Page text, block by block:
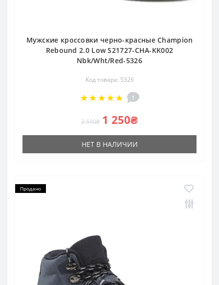
Мужские кроссовки черно-красные Champion
Rebound 2.0 Low S21727-CHA-KK002
Nbk/Wht/Red-5326
Код товара: 5326
1
2 590₴ 1 250₴
НЕТ В НАЛИЧИИ
Продано